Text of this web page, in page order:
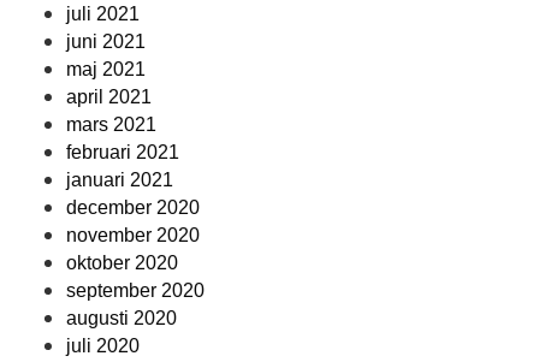
juli 2021
juni 2021
maj 2021
april 2021
mars 2021
februari 2021
januari 2021
december 2020
november 2020
oktober 2020
september 2020
augusti 2020
juli 2020